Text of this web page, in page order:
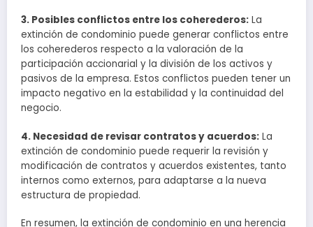
3. Posibles conflictos entre los coherederos: La
extinción de condominio puede generar conflictos entre
los coherederos respecto a la valoración de la
participación accionarial y la división de los activos y
pasivos de la empresa. Estos conflictos pueden tener un
impacto negativo en la estabilidad y la continuidad del
negocio.
4. Necesidad de revisar contratos y acuerdos: La
extinción de condominio puede requerir la revisión y
modificación de contratos y acuerdos existentes, tanto
internos como externos, para adaptarse a la nueva
estructura de propiedad.
En resumen, la extinción de condominio en una herencia